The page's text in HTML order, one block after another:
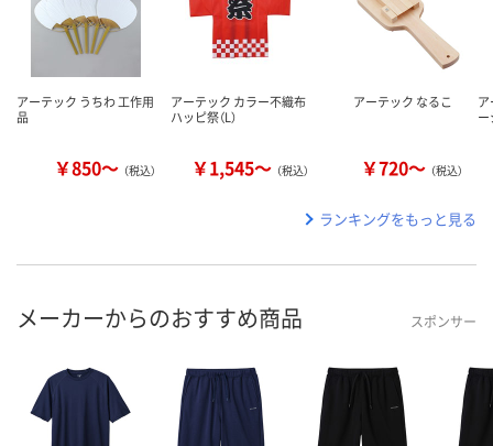
アーテック うちわ 工作用
品
￥850～ （税込）
アーテック カラー不織布
ハッピ祭（L）
￥1,545～ （税込）
アーテック なるこ
￥720～ （税込）
ー
ランキングをもっと見る
メーカーからのおすすめ商品 スポンサー